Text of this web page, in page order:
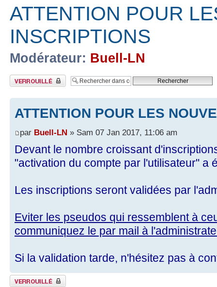
ATTENTION POUR
INSCRIPTIONS
Modérateur: Buell-LN
Sujet verrouillé
ATTENTION POUR LES
par Buell-LN » Sam 07 Jan 2017, 11:06 am
Devant le nombre croissant
"activation du compte par l'utilisateur" a
Les inscriptions seront validées par
Eviter les pseudos qui ressemblent à
communiquez le par mail à
Si la validation tarde, n'hésitez pas à
Sujet verrouillé